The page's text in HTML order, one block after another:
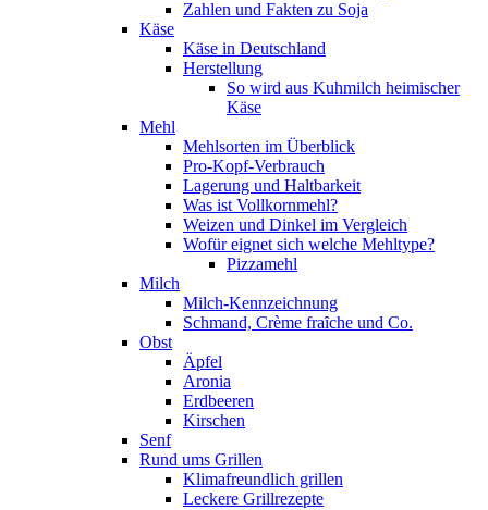
Zahlen und Fakten zu Soja
Käse
Käse in Deutschland
Herstellung
So wird aus Kuhmilch heimischer
Käse
Mehl
Mehlsorten im Überblick
Pro-Kopf-Verbrauch
Lagerung und Haltbarkeit
Was ist Vollkornmehl?
Weizen und Dinkel im Vergleich
Wofür eignet sich welche Mehltype?
Pizzamehl
Milch
Milch-Kennzeichnung
Schmand, Crème fraȋche und Co.
Obst
Äpfel
Aronia
Erdbeeren
Kirschen
Senf
Rund ums Grillen
Klimafreundlich grillen
Leckere Grillrezepte